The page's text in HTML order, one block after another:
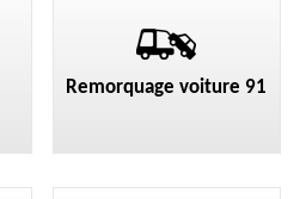
Remorquage voiture 91